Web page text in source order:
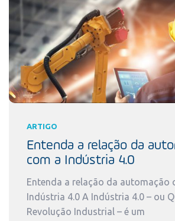
ARTIGO
Entenda a relação da
com a Indústria 4.0
Entenda a relação da automação
Indústria 4.0 A Indústria 4.0 – ou
Revolução Industrial – é um